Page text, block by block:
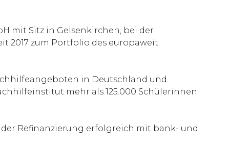
mit Sitz in Gelsenkirchen, bei der
2017 zum Portfolio des europaweit
in Deutschland und
mehr als 125.000 Schülerinnen
der Refinanzierung erfolgreich mit bank- und